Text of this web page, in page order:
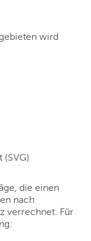
wird
(SVG)
die einen
nach
verrechnet. Für